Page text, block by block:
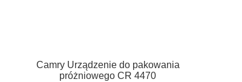
Camry Urządzenie do pakowania
próżniowego CR 4470